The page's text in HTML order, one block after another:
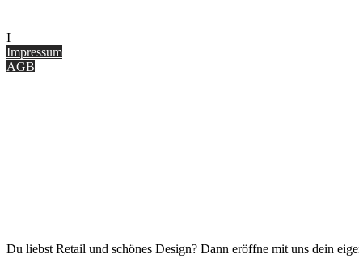
I
Impressum
AGB
Du liebst Retail und schönes Design? Dann eröffne mit uns dein